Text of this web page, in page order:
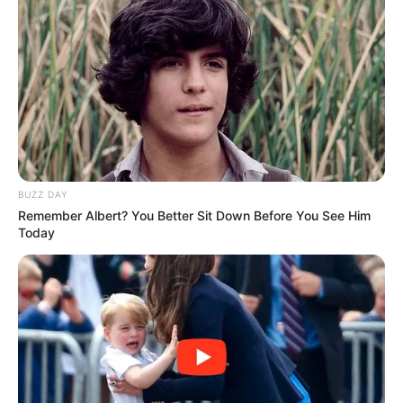
(foto: pixabay)
BUZZ DAY
Remember Albert? You Better Sit Down Before You See Him
Today